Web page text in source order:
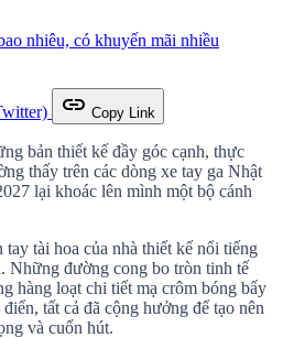
nhiêu, có khuyến mãi nhiều
link Copy Link
bản thiết kế đầy góc cạnh, thực
thấy trên các dòng xe tay ga Nhật
lại khoác lên mình một bộ cánh
tài hoa của nhà thiết kế nổi tiếng
Những đường cong bo tròn tinh tế
hàng loạt chi tiết mạ crôm bóng bẩy
tất cả đã cộng hưởng để tạo nên
và cuốn hút.